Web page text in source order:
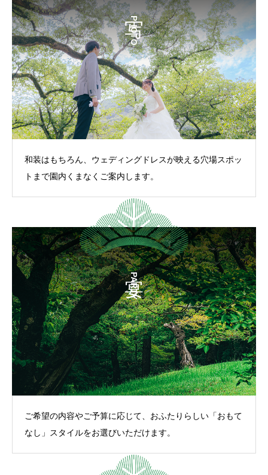
PHOTO
和装はもちろん、ウェディングドレスが映える穴場スポッ
トまで園内くまなくご案内します。
PARTY
ご希望の内容やご予算に応じて、おふたりらしい「おもて
なし」スタイルをお選びいただけます。